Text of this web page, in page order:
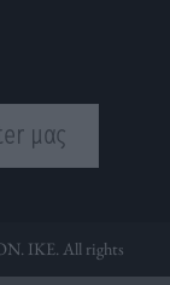
μας
ΙΚΕ. All rights